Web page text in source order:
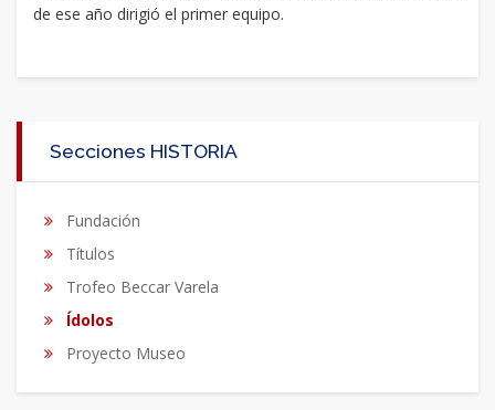
de ese año dirigió el primer equipo.
Secciones HISTORIA
Fundación
Títulos
Trofeo Beccar Varela
Ídolos
Proyecto Museo